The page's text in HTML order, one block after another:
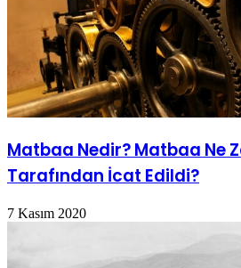
Matbaa Nedir? Matbaa Ne
Tarafından İcat Edildi?
7 Kasım 2020